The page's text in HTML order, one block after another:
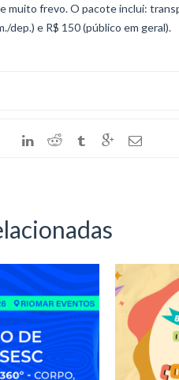
muito frevo. O pacote inclui:
dep.) e R$ 150 (público em geral).